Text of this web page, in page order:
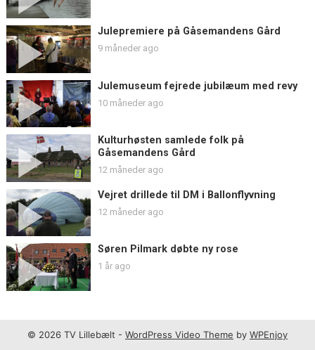
Julepremiere på Gåsemandens Gård
9 måneder ago
Julemuseum fejrede jubilæum med revy
10 måneder ago
Kulturhøsten samlede folk på
Gåsemandens Gård
12 måneder ago
Vejret drillede til DM i Ballonflyvning
12 måneder ago
Søren Pilmark døbte ny rose
1 år ago
© 2026 TV Lillebælt - WordPress Video Theme by WPEnjoy